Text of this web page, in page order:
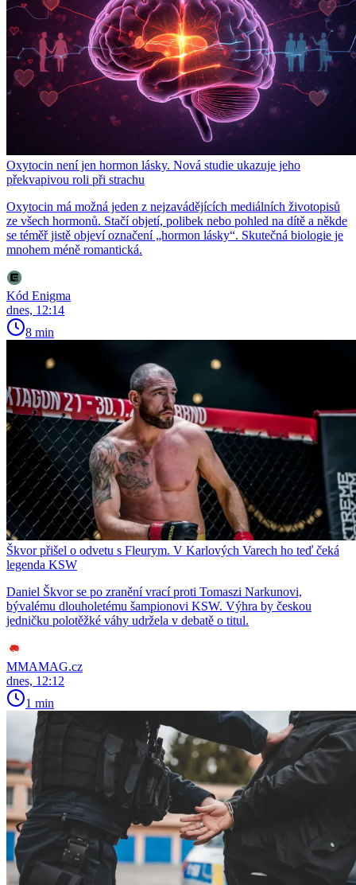
Oxytocin není jen hormon lásky. Nová studie ukazuje jeho
překvapivou roli při strachu
Oxytocin má možná jeden z nejzavádějících mediálních životopisů
ze všech hormonů. Stačí objetí, polibek nebo pohled na dítě a někde
se téměř jistě objeví označení „hormon lásky“. Skutečná biologie je
mnohem méně romantická.
Kód Enigma
dnes, 12:14
8 min
Škvor přišel o odvetu s Fleurym. V Karlových Varech ho teď čeká
legenda KSW
Daniel Škvor se po zranění vrací proti Tomaszi Narkunovi,
bývalému dlouholetému šampionovi KSW. Výhra by českou
jedničku polotěžké váhy udržela v debatě o titul.
MMAMAG.cz
dnes, 12:12
1 min